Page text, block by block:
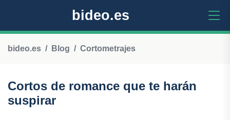
bideo.es
bideo.es Blog Cortometrajes
Cortos de romance que te harán
suspirar